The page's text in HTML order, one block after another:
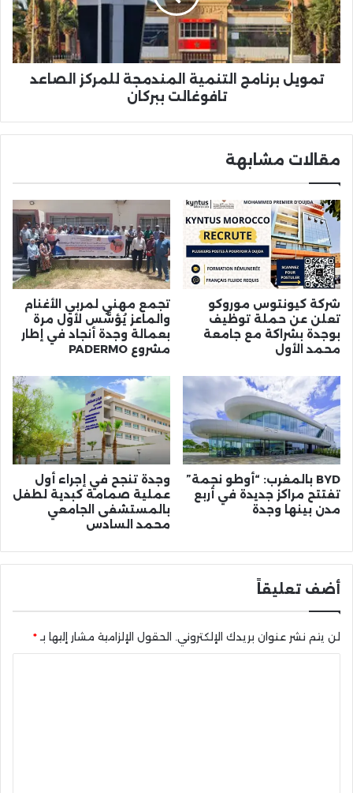
الصاعد
تافوغالت
ببركان
تمويل برنامج التنمية المندمجة للمركز الصاعد
تافوغالت ببركان
مقالات مشابهة
شركة كيونتوس موروكو
تعلن عن حملة توظيف
بوجدة بشراكة مع جامعة
محمد الأول
تجمع مهني لمربي الأغنام
والماعز يُؤسَّس لأول مرة
بعمالة وجدة أنجاد في إطار
مشروع PADERMO
BYD بالمغرب: “أوطو نجمة”
تفتتح مراكز جديدة في أربع
مدن بينها وجدة
وجدة تنجح في إجراء أول
عملية صمامة كبدية لطفل
بالمستشفى الجامعي
محمد السادس
أضف تعليقاً
لن يتم نشر عنوان بريدك الإلكتروني. الحقول الإلزامية مشار إليها بـ*